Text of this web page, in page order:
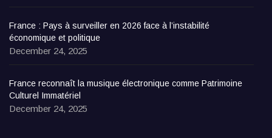
France : Pays à surveiller en 2026 face à l’instabilité
économique et politique
December 24, 2025
France reconnaît la musique électronique comme Patrimoine
Culturel Immatériel
December 24, 2025